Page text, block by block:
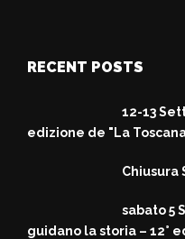
RECENT POSTS
12-13
edizione de "La
Chiusura
sabato 5
guidano la storia – 12°